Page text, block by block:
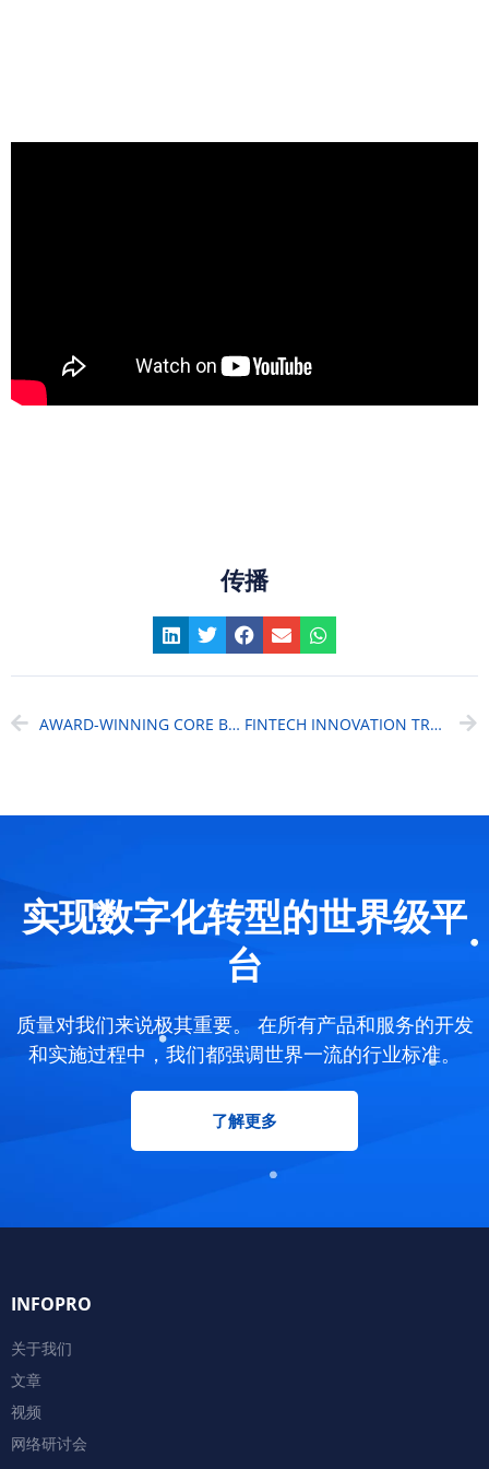
传播
AWARD-WINNING CORE BANKING SYSTEM FINTECH INNOVATION TRENDS OF 2022
实现数字化转型的世界级平
台
质量对我们来说极其重要。 在所有产品和服务的开发
和实施过程中，我们都强调世界一流的行业标准。
了解更多
INFOPRO
关于我们
文章
视频
网络研讨会